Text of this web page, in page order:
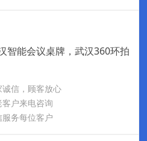
智能会议桌牌，武汉360环拍
信，顾客放心
户来电咨询
务每位客户